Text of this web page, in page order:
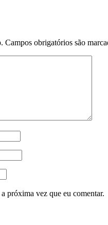
Campos obrigatórios são
próxima vez que eu comentar.